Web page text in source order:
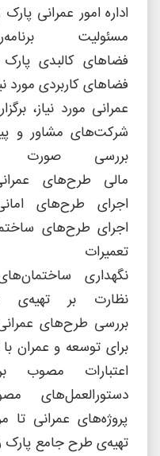
اداره امور عمرانی
مسئوليت
فضاهای كالبدی
فضاهای كاربردی مورد
عمرانی مورد نياز،
شركت‌های مشاور و
بررسی صورت
مالی طرح‌های
اجرای طرح‌های
اجرای طرح‌های
نگهداری
نظارت بر تهيه‌ی
بررسی طرح‌های
برای توسعه و عمران
اعتبارات مصوب
دستورالعمل‌های
پروژه‌های عمرانی تا
تهيه‌ی طرح جامع پارک